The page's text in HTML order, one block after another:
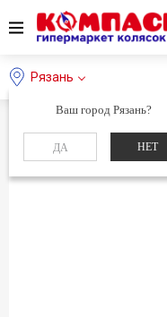
Рязань
Ваш город Рязань?
ДА НЕТ
Главная Каталог
Борта стандартные на